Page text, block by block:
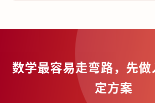
数学最容易走弯路，先
定方案